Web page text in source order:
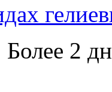
Более 2